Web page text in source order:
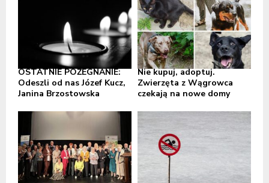
OSTATNIE POŻEGNANIE:
Odeszli od nas Józef Kucz,
Janina Brzostowska
Nie kupuj, adoptuj.
Zwierzęta z Wągrowca
czekają na nowe domy